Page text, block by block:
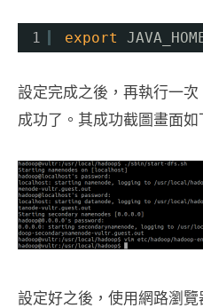
1 export
設定完成之後，再執行一
成功了。其成功截圖畫面如
設定好之後，使用網路瀏